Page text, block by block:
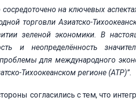
на ключевых
торговли Азиатско-
зеленой экономики. В
и неопределённость
для международного
Тихоокеанском регионе (АТР)”.
согласились с тем, что